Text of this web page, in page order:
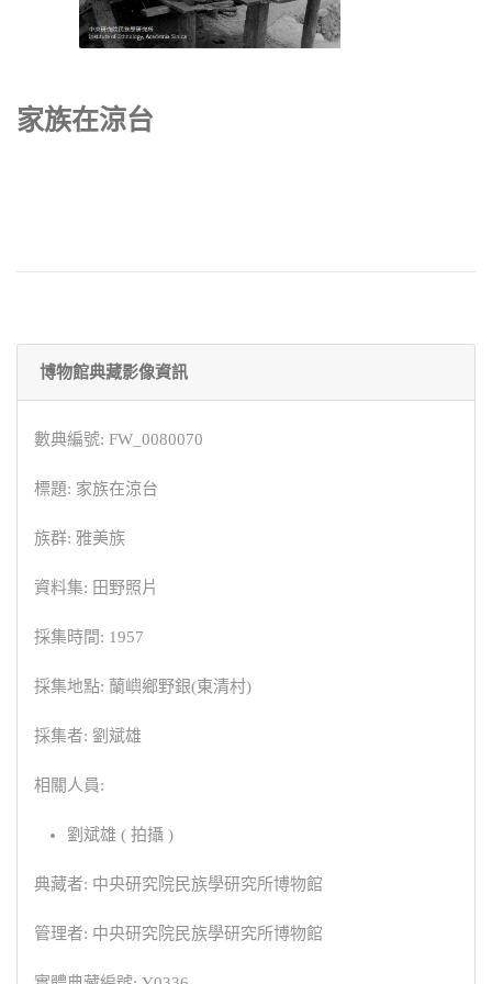
家族在涼台
博物館典藏影像資訊
數典編號: FW_0080070
標題: 家族在涼台
族群: 雅美族
資料集: 田野照片
採集時間: 1957
採集地點: 蘭嶼鄉野銀(東清村)
採集者: 劉斌雄
相關人員:
劉斌雄 ( 拍攝 )
典藏者: 中央研究院民族學研究所博物館
管理者: 中央研究院民族學研究所博物館